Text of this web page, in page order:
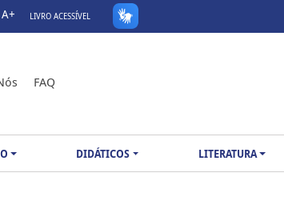
A+ LIVRO ACESSÍVEL
FAQ
DIDÁTICOS LITERATURA